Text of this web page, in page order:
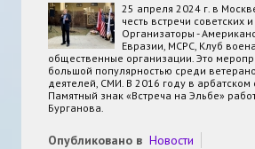
25 апреля 2024 г. в
честь встречи советских
Организаторы -
Евразии, МСРС, Клуб
общественные организации. Это
большой популярностью среди
деятелей, СМИ. В 2016 году в
Памятный знак «Встреча на Эльбе»
Бурганова.
Опубликовано в Новости